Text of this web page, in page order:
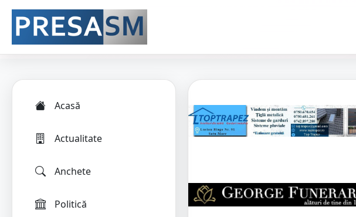
Acasă
Actualitate
Anchete
Politică